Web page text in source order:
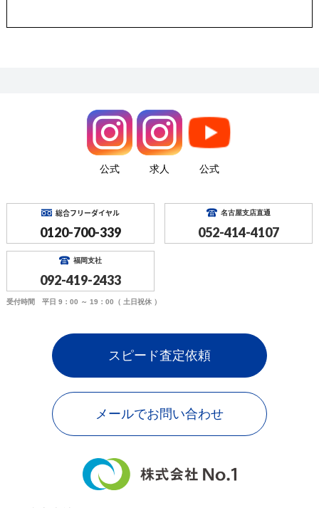
総合フリーダイヤル
0120-700-339
名古屋支店直通
052-414-4107
福岡支社
092-419-2433
受付時間 平日 9：00 ～ 19：00（ 土日祝休 ）
スピード査定依頼
メールでお問い合わせ
公式 求人 公式